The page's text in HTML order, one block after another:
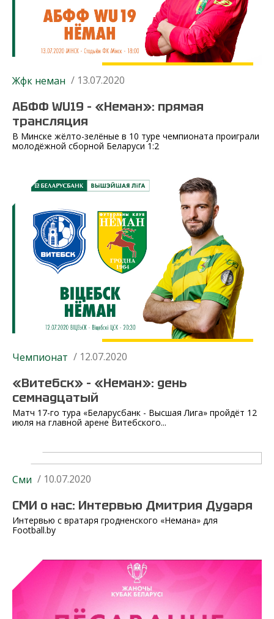
Жфк неман / 13.07.2020
АБФФ WU19 – «Неман»: прямая
трансляция
В Минске жёлто-зелёные в 10 туре чемпионата проиграли
молодёжной сборной Беларуси 1:2
Чемпионат / 12.07.2020
«Витебск» – «Неман»: день
семнадцатый
Матч 17-го тура «Беларусбанк - Высшая Лига» пройдёт 12
июля на главной арене Витебского...
Сми / 10.07.2020
СМИ о нас: Интервью Дмитрия Дударя
Интервью с вратаря гродненского «Немана» для
Football.by